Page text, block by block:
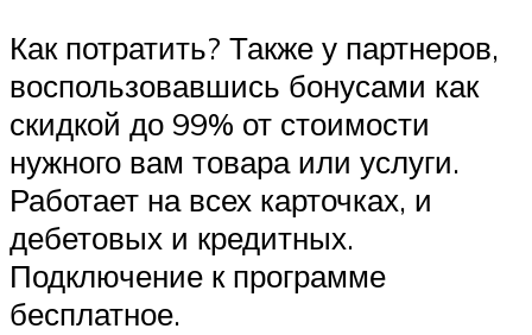
Как потратить? Также у партнеров,
воспользовавшись бонусами как
скидкой до 99% от стоимости
нужного вам товара или услуги.
Работает на всех карточках, и
дебетовых и кредитных.
Подключение к программе
бесплатное.